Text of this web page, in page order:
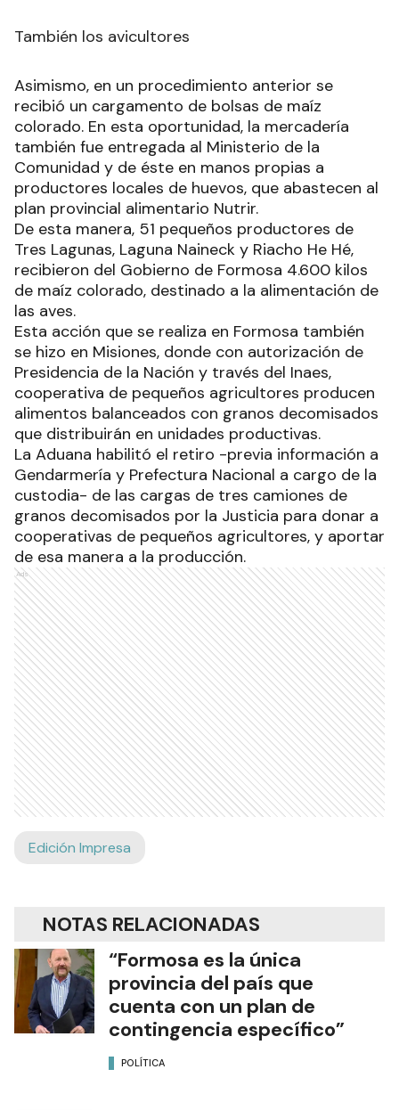
También los avicultores
Asimismo, en un procedimiento anterior se
recibió un cargamento de bolsas de maíz
colorado. En esta oportunidad, la mercadería
también fue entregada al Ministerio de la
Comunidad y de éste en manos propias a
productores locales de huevos, que abastecen al
plan provincial alimentario Nutrir.
De esta manera, 51 pequeños productores de
Tres Lagunas, Laguna Naineck y Riacho He Hé,
recibieron del Gobierno de Formosa 4.600 kilos
de maíz colorado, destinado a la alimentación de
las aves.
Esta acción que se realiza en Formosa también
se hizo en Misiones, donde con autorización de
Presidencia de la Nación y través del Inaes,
cooperativa de pequeños agricultores producen
alimentos balanceados con granos decomisados
que distribuirán en unidades productivas.
La Aduana habilitó el retiro -previa información a
Gendarmería y Prefectura Nacional a cargo de la
custodia- de las cargas de tres camiones de
granos decomisados por la Justicia para donar a
cooperativas de pequeños agricultores, y aportar
de esa manera a la producción.
Ads
Edición Impresa
NOTAS RELACIONADAS
“Formosa es la única
provincia del país que
cuenta con un plan de
contingencia específico”
POLÍTICA